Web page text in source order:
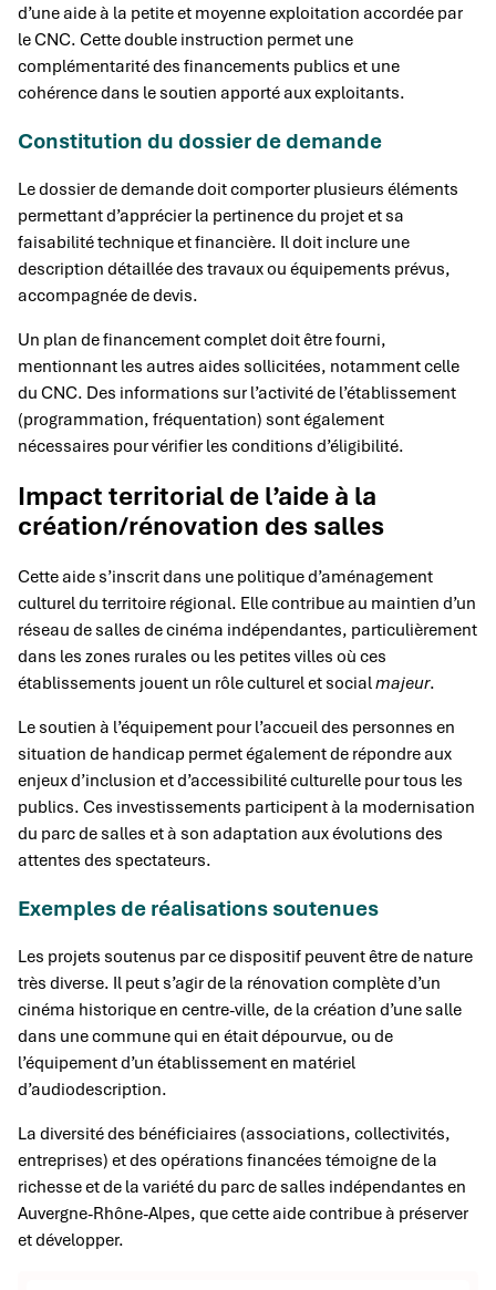
d’une aide à la petite et moyenne exploitation accordée par
le CNC. Cette double instruction permet une
complémentarité des financements publics et une
cohérence dans le soutien apporté aux exploitants.
Constitution du dossier de demande
Le dossier de demande doit comporter plusieurs éléments
permettant d’apprécier la pertinence du projet et sa
faisabilité technique et financière. Il doit inclure une
description détaillée des travaux ou équipements prévus,
accompagnée de devis.
Un plan de financement complet doit être fourni,
mentionnant les autres aides sollicitées, notamment celle
du CNC. Des informations sur l’activité de l’établissement
(programmation, fréquentation) sont également
nécessaires pour vérifier les conditions d’éligibilité.
Impact territorial de l’aide à la
création/rénovation des salles
Cette aide s’inscrit dans une politique d’aménagement
culturel du territoire régional. Elle contribue au maintien d’un
réseau de salles de cinéma indépendantes, particulièrement
dans les zones rurales ou les petites villes où ces
établissements jouent un rôle culturel et socialmajeur.
Le soutien à l’équipement pour l’accueil des personnes en
situation de handicap permet également de répondre aux
enjeux d’inclusion et d’accessibilité culturelle pour tous les
publics. Ces investissements participent à la modernisation
du parc de salles et à son adaptation aux évolutions des
attentes des spectateurs.
Exemples de réalisations soutenues
Les projets soutenus par ce dispositif peuvent être de nature
très diverse. Il peut s’agir de la rénovation complète d’un
cinéma historique en centre-ville, de la création d’une salle
dans une commune qui en était dépourvue, ou de
l’équipement d’un établissement en matériel
d’audiodescription.
La diversité des bénéficiaires (associations, collectivités,
entreprises) et des opérations financées témoigne de la
richesse et de la variété du parc de salles indépendantes en
Auvergne-Rhône-Alpes, que cette aide contribue à préserver
et développer.